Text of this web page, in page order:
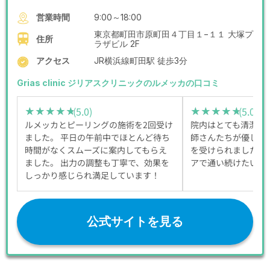
営業時間 9:00～18:00
住所
東京都町田市原町田４丁目１−１１ 大塚プ
ラザビル 2F
アクセス
JR横浜線町田駅 徒歩3分
Grias clinic ジリアスクリニックのルメッカの口コミ
★★★★★
★★★★★(5.0)
ルメッカとピーリングの施術を2回受け
ました。 平日の午前中でほとんど待ち
時間がなくスムーズに案内してもらえ
ました。 出力の調整も丁寧で、効果を
しっかり感じられ満足しています！
★★★★★
★★★★★(5.0)
院内はとても清潔で
師さんたちが優しく
を受けられました。
アで通い続けたいと
公式サイトを見る